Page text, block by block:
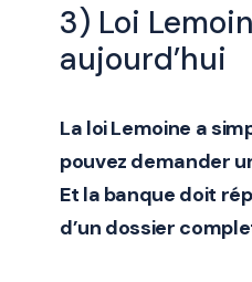
3) Loi
aujourd’hui
La loi Lemoine a
pouvez demander
Et la banque doit
d’un dossier